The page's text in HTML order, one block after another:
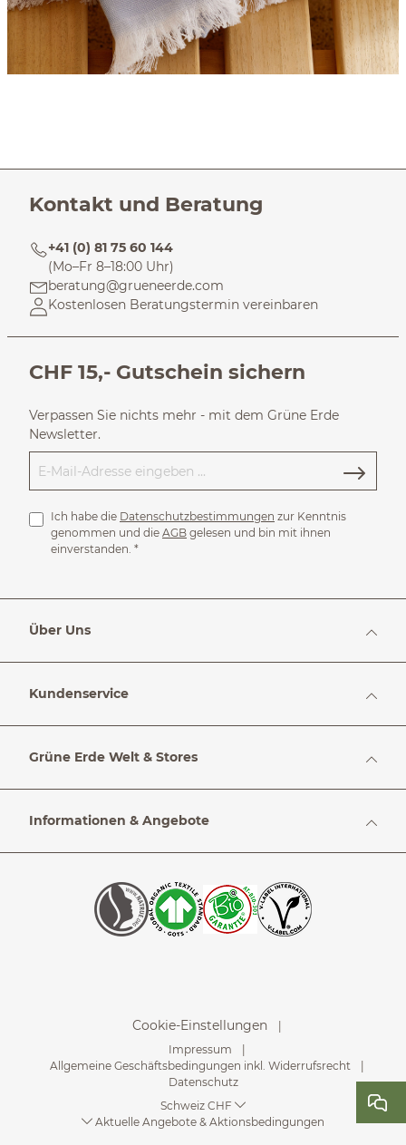
Kontakt und Beratung
+41 (0) 81 75 60 144
(Mo–Fr 8–18:00 Uhr)
beratung@grueneerde.com
Kostenlosen Beratungstermin vereinbaren
CHF 15,- Gutschein sichern
Verpassen Sie nichts mehr - mit dem Grüne Erde
Newsletter.
Ich habe die Datenschutzbestimmungen zur Kenntnis
genommen und die AGB gelesen und bin mit ihnen
einverstanden. *
Über Uns
Kundenservice
Grüne Erde Welt & Stores
Informationen & Angebote
Aktuelle Angebote & Aktionsbedingungen
Cookie-Einstellungen
Impressum
Allgemeine Geschäftsbedingungen inkl. Widerrufsrecht
Datenschutz
Schweiz CHF